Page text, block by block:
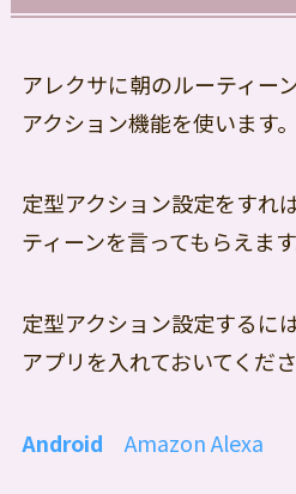
アレクサに朝のルーティー
アクション機能を使います。
定型アクション設定をすれ
ティーンを言ってもらえます
定型アクション設定するに
アプリを入れておいてくだ
Android Amazon Alexa